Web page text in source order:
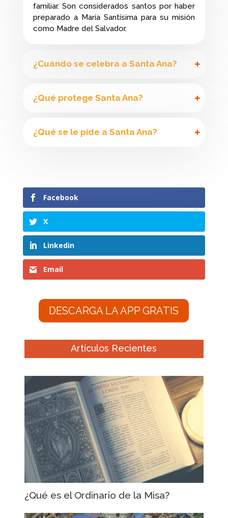
familiar. Son considerados santos por haber
preparado a María Santísima para su misión
como Madre del Salvador.
¿Cuándo se celebra a Santa Ana?
¿Qué protege Santa Ana?
¿Qué se le pide a Santa Ana?
Facebook
X
Linkedin
Email
DESCARGA LA APP GRATIS
Artículos Recientes
¿Qué es el Ordinario de la Misa?